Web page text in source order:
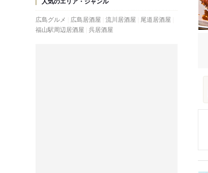
広島グルメ 広島居酒屋 流川居酒屋
尾道居酒屋
福山駅周辺居酒屋 呉居酒屋